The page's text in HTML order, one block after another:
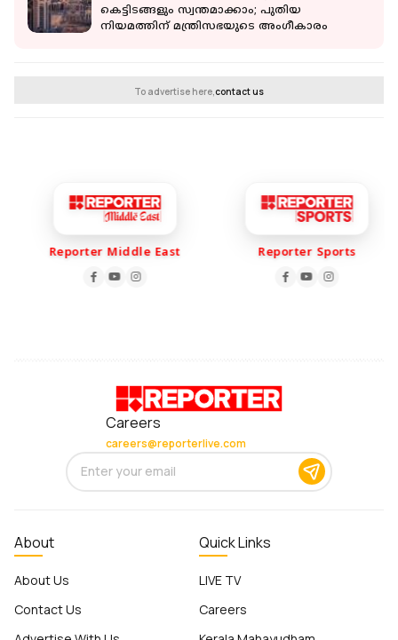
കെട്ടിടങ്ങളും സ്വന്തമാക്കാം; പുതിയ
നിയമത്തിന് മന്ത്രിസഭയുടെ അംഗീകാരം
To advertise here,contact us
Reporter Middle East Reporter Sports
Careers
careers@reporterlive.com
About
About Us
Contact Us
Quick Links
LIVE TV
Careers